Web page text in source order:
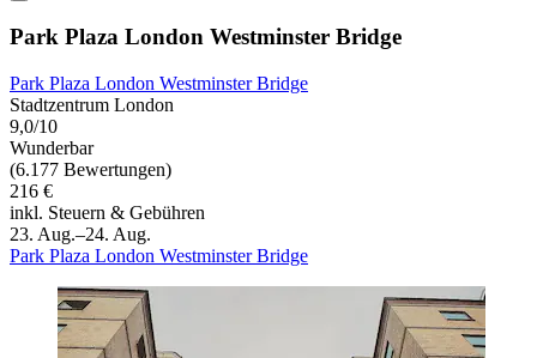
Park Plaza London Westminster Bridge
Park Plaza London Westminster Bridge
Stadtzentrum London
9,0/10
Wunderbar
(6.177 Bewertungen)
216 €
inkl. Steuern & Gebühren
23. Aug.–24. Aug.
Park Plaza London Westminster Bridge